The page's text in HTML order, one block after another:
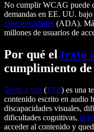
No cumplir WCAG puede
demandas en EE. UU. bajo
Discapacidades (ADA).
millones de usuarios de
Por qué el texto
cumplimiento
Texto a voz (TTS) es una
contenido escrito en audio
discapacidades visuales,
dificultades cognitivas, el
acceder al contenido y